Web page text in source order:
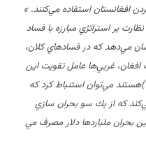
افغانستان استفاده مي‌كنند.»
بر استراتژي مبارزه با فساد
مي‌دهد كه در فسادهاي كلان،
افغان، غربي‌ها عامل تقويت اين
مي‌توان استنباط كرد كه
كه از يك سو بحران سازي
بحران ملياردها دلار مصرف مي